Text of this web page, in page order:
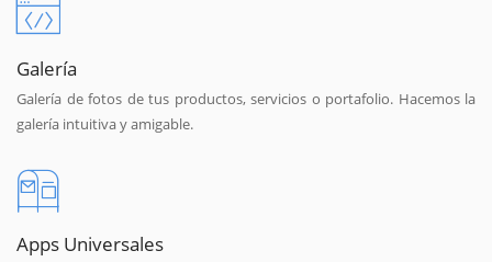
Galería
Galería de fotos de tus productos, servicios o portafolio. Hacemos la
galería intuitiva y amigable.
Apps Universales